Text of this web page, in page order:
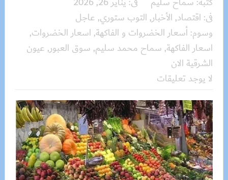
فى: اقتصاد, الأخبار, التوب ستوري, عاجل
وسوم:أسعار الخضروات و الفاكهة, اسعار الخضروات,
اسعار الفاكهة, سماح محمد سليم, سوق العبور, عيون
الشرقية الان
لا يوجد تعليقات